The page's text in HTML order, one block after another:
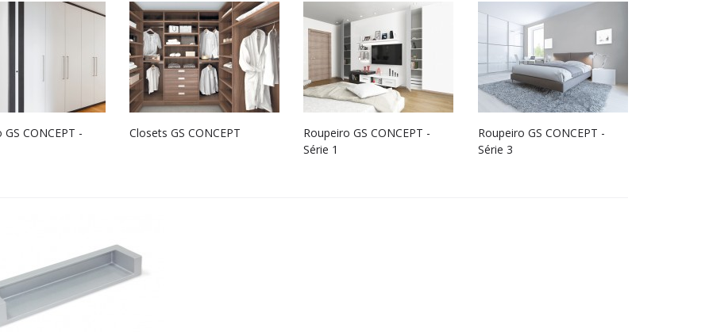
CONCEPT -
Closets GS CONCEPT
Roupeiro GS CONCEPT -
Série 1
Roupeiro GS CONCEPT -
Série 3